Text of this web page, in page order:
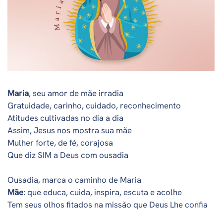
Maria, seu amor de mãe irradia
Gratuidade, carinho, cuidado, reconhecimento
Atitudes cultivadas no dia a dia
Assim, Jesus nos mostra sua mãe
Mulher forte, de fé, corajosa
Que diz SIM a Deus com ousadia
Ousadia, marca o caminho de Maria
Mãe: que educa, cuida, inspira, escuta e acolhe
Tem seus olhos fitados na missão que Deus Lhe confia